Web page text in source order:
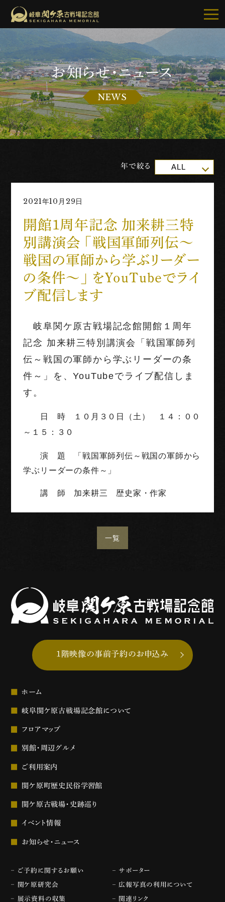
記念館について
ご利用案内
お知らせ
世界三大古戦場
1階映像展示予約
団体利用
English Français 中文（繁体字） 中文（简化字）
お知らせ・ニュース
NEWS
年で絞る ALL
2021年10月29日
開館１周年記念 加来耕三特
別講演会 「戦国軍師列伝～
戦国の軍師から学ぶリーダー
の条件～」 をYouTubeでライ
ブ配信します
岐阜関ケ原古戦場記念館開館１周年
記念 加来耕三特別講演会「戦国軍師列
伝～戦国の軍師から学ぶリーダーの条
件～」を、YouTubeでライブ配信しま
す。
日 時 １０月３０日（土） １４：００
～１５：３０
演 題 「戦国軍師列伝～戦国の軍師から
学ぶリーダーの条件～」
講 師 加来耕三 歴史家・作家
一覧
1階映像の事前予約のお申込み
ホーム
岐阜関ケ原古戦場記念館について
フロアマップ
別館・周辺グルメ
ご利用案内
関ケ原町歴史民俗学習館
関ケ原古戦場・史跡巡り
イベント情報
お知らせ・ニュース
ご予約に関するお願い サポーター
関ケ原研究会 広報写真の利用について
展示資料の収集 関連リンク